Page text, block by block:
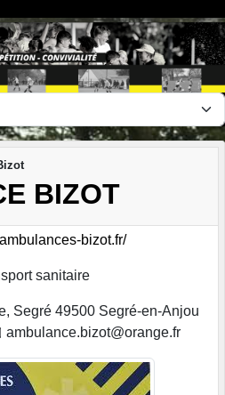
BIZOT
bizot.fr/
sanitaire
Segré 49500 Segré-en-Anjou